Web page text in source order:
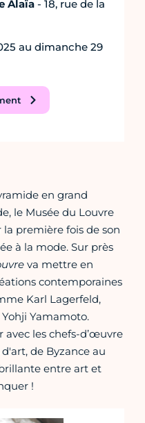
Alaïa - 18, rue de la
au dimanche 29
en grand
le Musée du Louvre
première fois de son
à la mode. Sur près
va mettre en
contemporaines
Karl Lagerfeld,
Yamamoto.
avec les chefs-d’œuvre
de Byzance au
entre art et
!